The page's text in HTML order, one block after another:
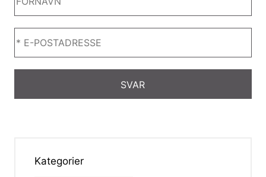
Kategorier